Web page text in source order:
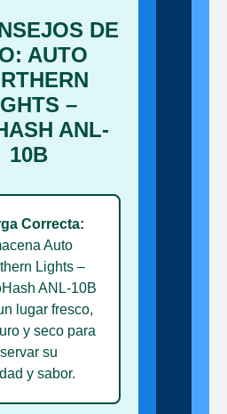
DE
AUTO
–
ANL-
10B
Correcta:
Auto
Lights –
ANL-10B
lugar fresco,
y seco para
su
y sabor.